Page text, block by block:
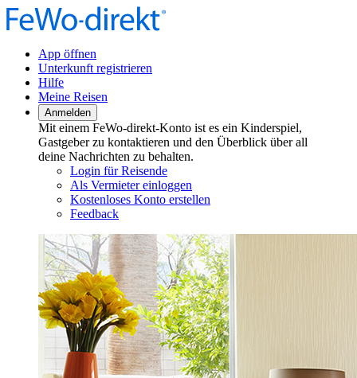
App öffnen
Unterkunft registrieren
Hilfe
Meine Reisen
Anmelden
Mit einem FeWo-direkt-Konto ist es ein Kinderspiel,
Gastgeber zu kontaktieren und den Überblick über all
deine Nachrichten zu behalten.
Login für Reisende
Als Vermieter einloggen
Kostenloses Konto erstellen
Feedback